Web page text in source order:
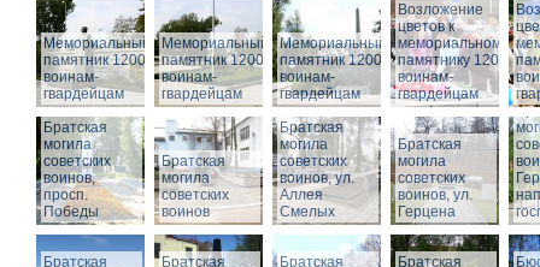
Мемориальный
памятник 1200
воинам-
гвардейцам
Мемориальный
памятник 1200
воинам-
гвардейцам
Мемориальный
памятник 1200
воинам-
гвардейцам
Возложение
цветов к
мемориальному
памятнику 1200
воинам-
гвардейцам
Братская
могила
советских
воинов,
просп.
Победы
Братская
могила
советских
воинов
Братская
могила
советских
воинов, ул.
Аллея
Смелых
Братская
могила
советских
воинов, ул.
Герцена
Братская
Братская
Братская
Братская